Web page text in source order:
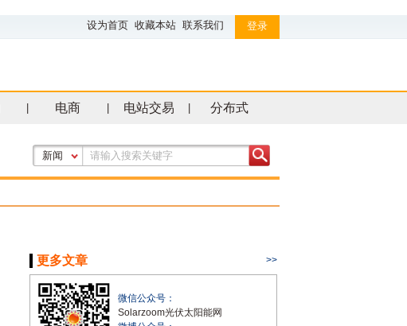
设为首页 收藏本站 联系我们 登录
电商 电站交易 分布式
新闻
更多文章 >>
微信公众号：
Solarzoom光伏太阳能网